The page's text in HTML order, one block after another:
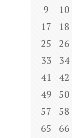
9
10
17
18
25
26
33
34
41
42
49
50
57
58
65
66